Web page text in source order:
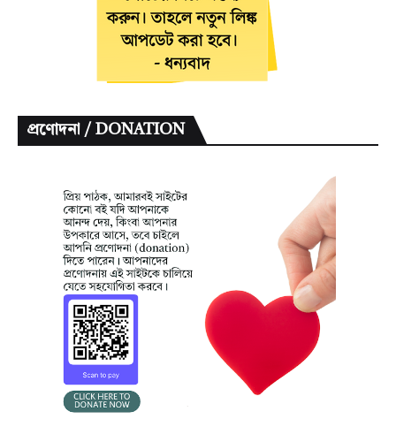
প্রণোদনা / DONATION